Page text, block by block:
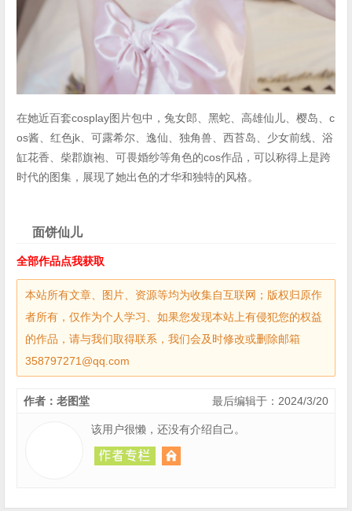
在她近百套cosplay图片包中，兔女郎、黑蛇、高雄仙儿、樱岛、c
os酱、红色jk、可露希尔、逸仙、独角兽、西苔岛、少女前线、浴
缸花香、柴郡旗袍、可畏婚纱等角色的cos作品，可以称得上是跨
时代的图集，展现了她出色的才华和独特的风格。
面饼仙儿
全部作品点我获取
本站所有文章、图片、资源等均为收集自互联网；版权归原作
者所有，仅作为个人学习、如果您发现本站上有侵犯您的权益
的作品，请与我们取得联系，我们会及时修改或删除邮箱
358797271@qq.com
最后编辑于：2024/3/20
作者：老图堂
该用户很懒，还没有介绍自己。